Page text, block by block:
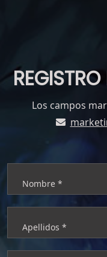
Los campos